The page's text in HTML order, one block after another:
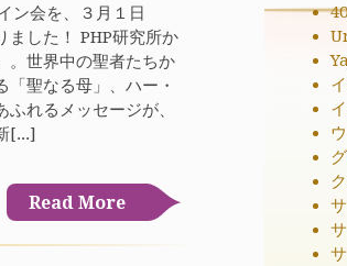
ン会を、３月１日
ました！ PHP研究所か
。世界中の聖者たちか
聖なる母」、ハー・
れるメッセージが、
[...]
Read More